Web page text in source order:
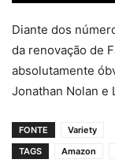
Diante dos
da renovação de
absolutamente
Jonathan Nolan e
FONTE
Variety
TAGS
Amazon